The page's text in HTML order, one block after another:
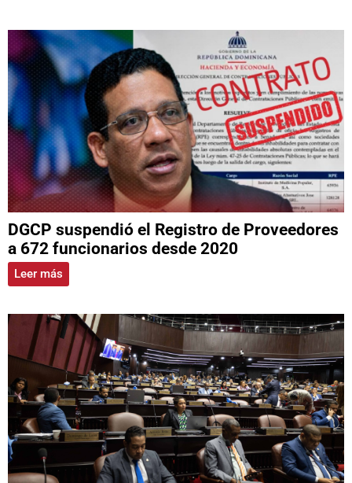
DGCP suspendió el Registro de Proveedores
a 672 funcionarios desde 2020
Leer más